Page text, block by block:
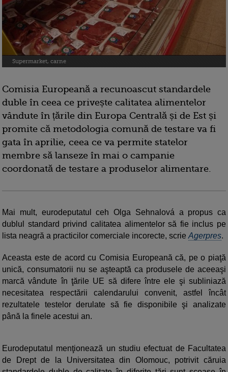
Supermarket, carne
Comisia Europeană a recunoascut standardele
duble în ceea ce privește calitatea alimentelor
vândute în țările din Europa Centrală și de Est și
promite că metodologia comună de testare va fi
gata în aprilie, ceea ce va permite statelor
membre să lanseze în mai o campanie
coordonată de testare a produselor alimentare.
Mai mult, eurodeputatul ceh Olga Sehnalová a propus ca
dublul standard privind calitatea alimentelor să fie inclus pe
lista neagră a practicilor comerciale incorecte, scrie Agerpres.
Aceasta este de acord cu Comisia Europeană că, pe o piaţă
unică, consumatorii nu se aşteaptă ca produsele de aceeaşi
marcă vândute în ţările UE să difere între ele şi subliniază
necesitatea respectării calendarului convenit, astfel încât
rezultatele testelor derulate să fie disponibile şi analizate
până la finele acestui an.
Eurodeputatul menţionează un studiu efectuat de Facultatea
de Drept de la Universitatea din Olomouc, potrivit căruia